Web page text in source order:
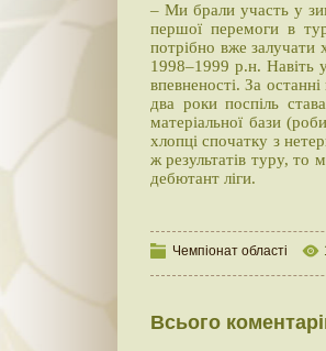
– Ми брали участь у
першої перемоги в
потрібно вже залучати
1998–1999 р.н. Навіть
впевненості. За
два роки поспіль
матеріальної бази
хлопці спочатку з
ж результатів туру,
дебютант ліги.
Чемпіонат області
Всього